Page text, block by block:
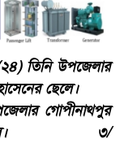
তিনি উপজেলার
হোসেনের ছেলে।
গোপীনাথপুর
ছেলে। ৩/